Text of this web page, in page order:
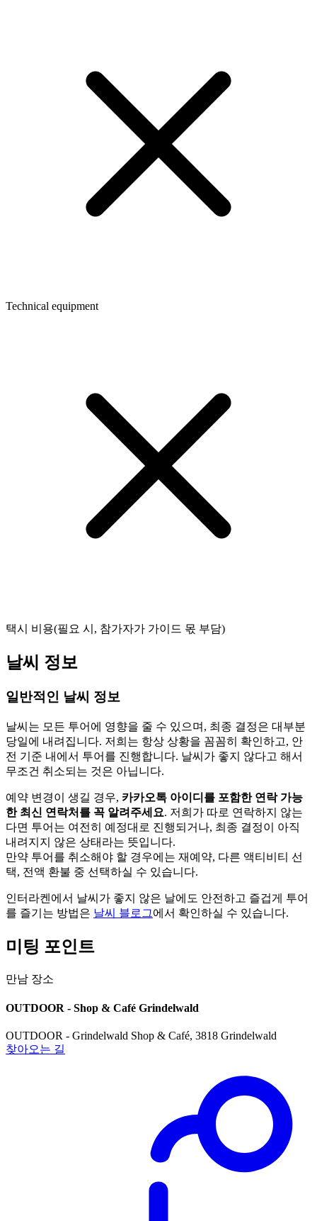
Technical equipment
택시 비용(필요 시, 참가자가 가이드 몫 부담)
날씨 정보
일반적인 날씨 정보
날씨는 모든 투어에 영향을 줄 수 있으며, 최종 결정은 대부분
당일에 내려집니다. 저희는 항상 상황을 꼼꼼히 확인하고, 안
전 기준 내에서 투어를 진행합니다. 날씨가 좋지 않다고 해서
무조건 취소되는 것은 아닙니다.
예약 변경이 생길 경우, 카카오톡 아이디를 포함한 연락 가능
한 최신 연락처를 꼭 알려주세요. 저희가 따로 연락하지 않는
다면 투어는 여전히 예정대로 진행되거나, 최종 결정이 아직
내려지지 않은 상태라는 뜻입니다.
만약 투어를 취소해야 할 경우에는 재예약, 다른 액티비티 선
택, 전액 환불 중 선택하실 수 있습니다.
인터라켄에서 날씨가 좋지 않은 날에도 안전하고 즐겁게 투어
를 즐기는 방법은 날씨 블로그에서 확인하실 수 있습니다.
미팅 포인트
만남 장소
OUTDOOR - Shop & Café Grindelwald
OUTDOOR - Grindelwald Shop & Café, 3818 Grindelwald
찾아오는 길